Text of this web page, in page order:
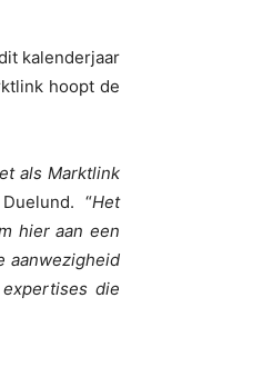
kalenderjaar
hoopt de
als Marktlink
“Het
hier aan een
aanwezigheid
die